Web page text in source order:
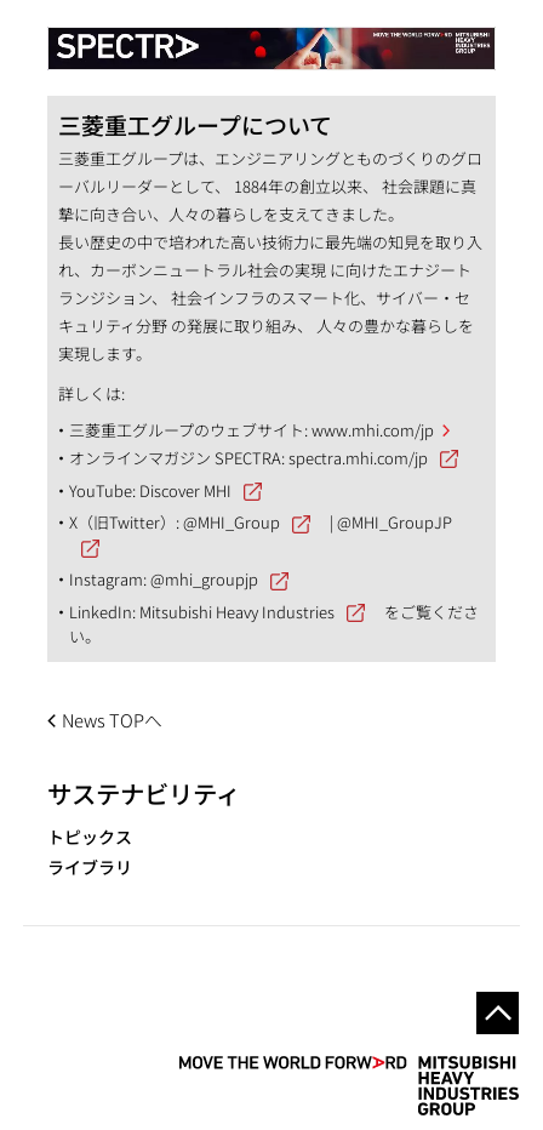
三菱重工グループについて
三菱重工グループは、エンジニアリングとものづくりのグロ
ーバルリーダーとして、 1884年の創立以来、 社会課題に真
摯に向き合い、人々の暮らしを支えてきました。
長い歴史の中で培われた高い技術力に最先端の知見を取り入
れ、カーボンニュートラル社会の実現 に向けたエナジート
ランジション、 社会インフラのスマート化、サイバー・セ
キュリティ分野 の発展に取り組み、 人々の豊かな暮らしを
実現します。
詳しくは:
三菱重工グループのウェブサイト:www.mhi.com/jp
オンラインマガジン SPECTRA:spectra.mhi.com/jp
YouTube: Discover MHI
X（旧Twitter）:@MHI_Group |@MHI_GroupJP
Instagram:@mhi_groupjp
LinkedIn: Mitsubishi Heavy Industries
をご覧くださ
い。
News TOPへ
サステナビリティ
トピックス
ライブラリ